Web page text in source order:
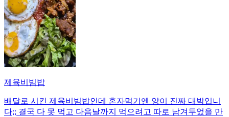
제육비빔밥
배달로 시킨 제육비빔밥인데 혼자먹기엔 양이 진짜 대박입니
다;; 결국 다 못 먹고 다음날까지 먹으려고 따로 남겨두었을 만